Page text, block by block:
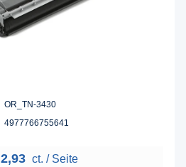
OR_TN-3430
4977766755641
2,93 ct. / Seite